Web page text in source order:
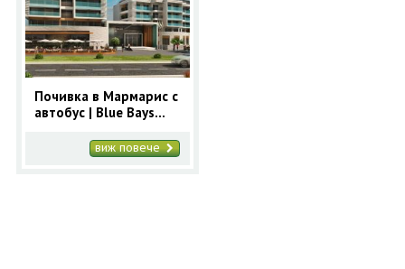
ЗА НАС
ФИРМЕНИ ДОКУМЕНТИ
0700 144 34
Почивка в Мармарис с
автобус | Blue Bays
записвания Мармарис
виж повече